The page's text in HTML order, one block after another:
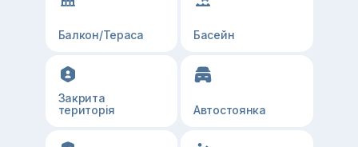
Балкон/Тераса Басейн
Закрита
територія
Автостоянка